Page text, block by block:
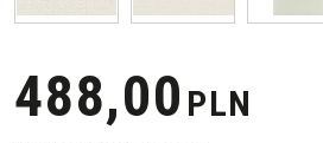
488,00 PLN